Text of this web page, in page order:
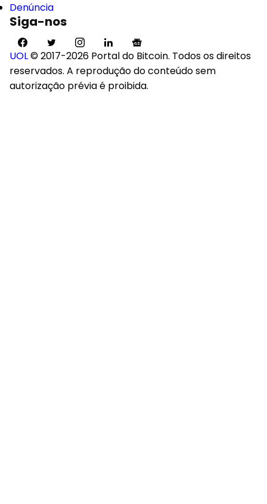
Denúncia
Siga-nos
UOL© 2017-2026 Portal do Bitcoin. Todos os direitos
reservados. A reprodução do conteúdo sem
autorização prévia é proibida.